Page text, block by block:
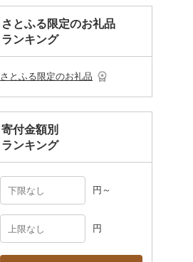
その他調味料
GDOふるさとゴルフ
プレークーポン
その他のゴルフプレー
花火大会チケット
カタログギフト
ナイフ
皿・椀
その他食器
まな板
土鍋
ティッシュ
その他日用品
おもちゃ・ぬいぐるみ
ご当地キャラクター
ペット用品
その他雑貨
その他靴・履物
ス
ピアス・イヤリング
その他アクセサリー
ショール・ストール
マフラー・手袋
美濃焼
村上木彫堆朱
播州そろばん
美濃和紙
ラワー
その他花
さとふる限定のお礼品
ランキング
さとふる限定のお礼品
寄付金額別
ランキング
円～
円